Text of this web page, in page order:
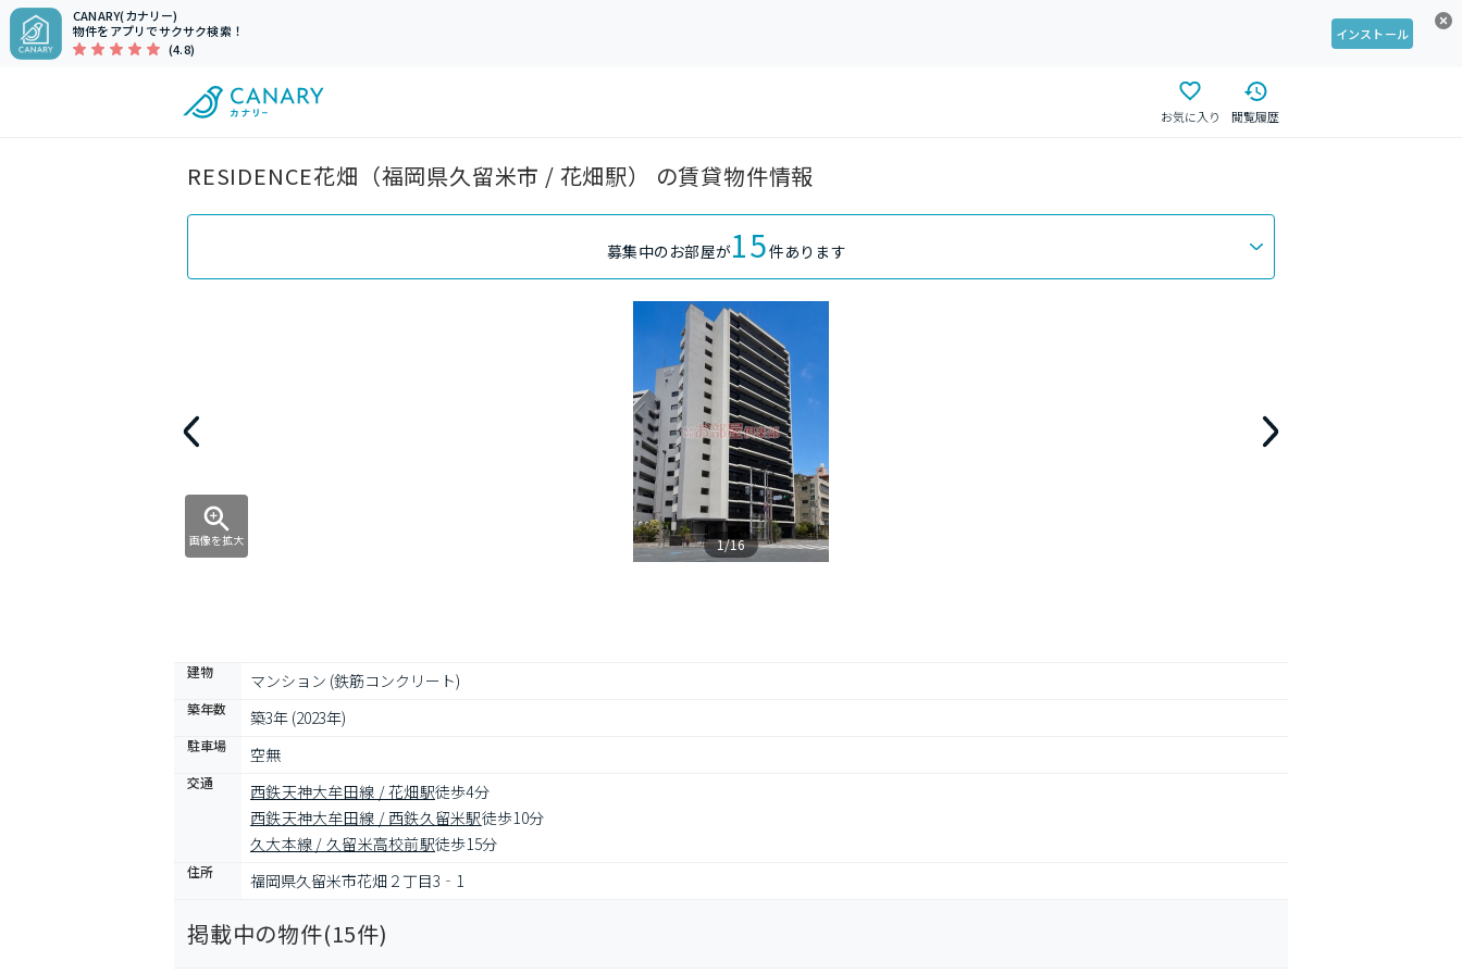
CANARY(カナリー)
物件をアプリでサクサク検索！
(4.8)
インストール
お気に入り 閲覧履歴
RESIDENCE花畑（福岡県久留米市 / 花畑駅） の賃貸物件情報
募集中のお部屋が15件あります
画像を拡大 1/16
建物 マンション (鉄筋コンクリート)
築年数 築3年 (2023年)
駐車場 空無
交通 西鉄天神大牟田線 / 花畑駅徒歩4分
西鉄天神大牟田線 / 西鉄久留米駅徒歩10分
久大本線 / 久留米高校前駅徒歩15分
住所 福岡県久留米市花畑２丁目3‐1
掲載中の物件(15件)